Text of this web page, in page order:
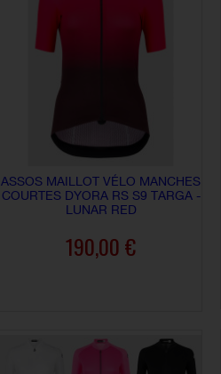
ASSOS MAILLOT VÉLO MANCHES
COURTES DYORA RS S9 TARGA -
LUNAR RED
190,00 €